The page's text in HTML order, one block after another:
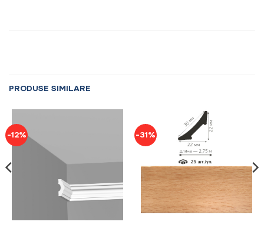
PRODUSE SIMILARE
-12% -31%